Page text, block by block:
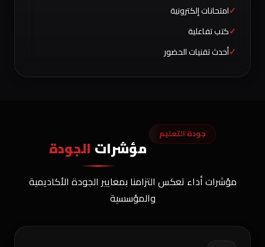
امتحانات إلكترونية
كتب تفاعلية
أحدث تقنيات الحضور
جودة التعليم
مؤشرات الجودة
مؤشرات أداء تعكس التزامنا بمعايير الجودة الأكاديمية
والمؤسسية